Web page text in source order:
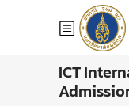
ICT